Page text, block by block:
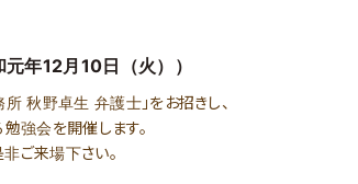
年12月10日（火））
秋野卓生 弁護士」をお招きし、
強会を開催します。
ご来場下さい。